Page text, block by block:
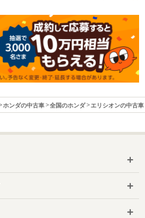
ホンダの中古車 全国のホンダ エリシオンの中古車